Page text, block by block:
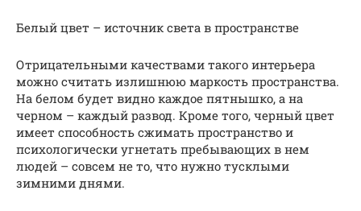
Белый цвет – источник света в пространстве
Отрицательными качествами такого интерьера
можно считать излишнюю маркость пространства.
На белом будет видно каждое пятнышко, а на
черном – каждый развод. Кроме того, черный цвет
имеет способность сжимать пространство и
психологически угнетать пребывающих в нем
людей – совсем не то, что нужно тусклыми
зимними днями.